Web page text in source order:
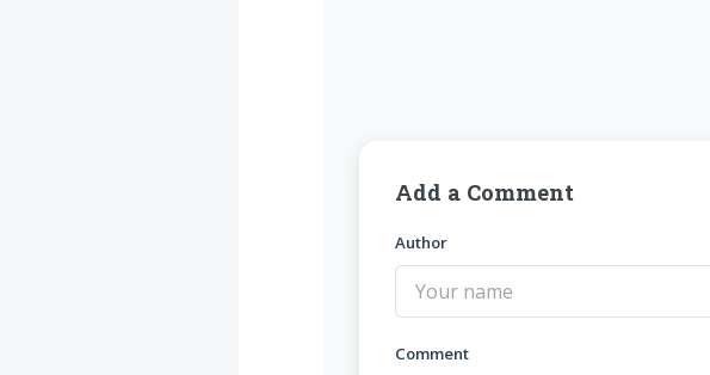
Add a Comment
Author
Comment